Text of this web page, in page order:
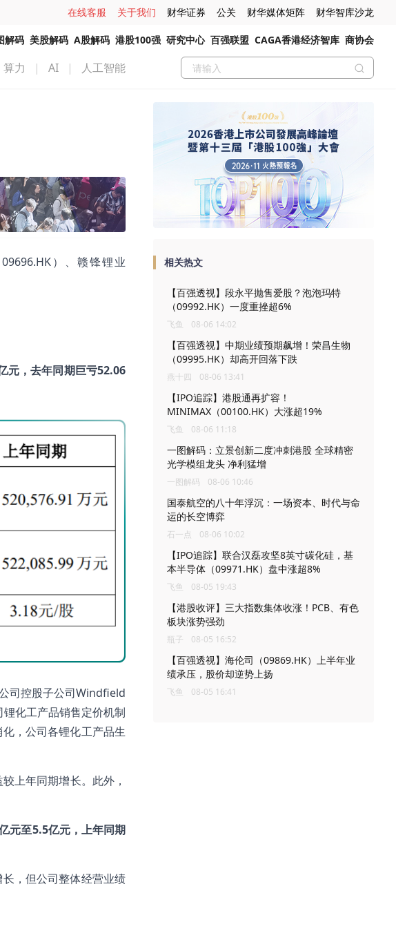
在线客服 关于我们 财华证券 公关 财华媒体矩阵 财华智库沙龙
解码 美股解码 A股解码 港股100强 研究中心 百强联盟 CAGA香港经济智库 商协会
算力 | AI | 人工智能
）、赣锋锂业
元，去年同期巨亏52.06
司控股子公司Windfield
化工产品销售定价机制
，公司各锂化工产品生
上年同期增长。此外，
元至5.5亿元，上年同期
，但公司整体经营业绩
相关热文
【百强透视】段永平抛售爱股？泡泡玛特
（09992.HK）一度重挫超6%
飞鱼 08-06 14:02
【百强透视】中期业绩预期飙增！荣昌生物
（09995.HK）却高开回落下跌
燕十四 08-06 13:41
【IPO追踪】港股通再扩容！
MINIMAX（00100.HK）大涨超19%
飞鱼 08-06 11:18
一图解码：立景创新二度冲刺港股 全球精密
光学模组龙头 净利猛增
一图解码 08-06 10:46
国泰航空的八十年浮沉：一场资本、时代与命
运的长空博弈
石一点 08-06 10:02
【IPO追踪】联合汉磊攻坚8英寸碳化硅，基
本半导体（09971.HK）盘中涨超8%
飞鱼 08-05 19:43
【港股收评】三大指数集体收涨！PCB、有色
板块涨势强劲
瓶子 08-05 16:52
【百强透视】海伦司（09869.HK）上半年业
绩承压，股价却逆势上扬
飞鱼 08-05 16:41